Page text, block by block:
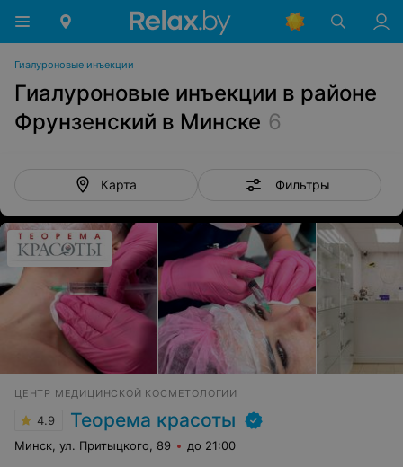
Гиалуроновые инъекции
Гиалуроновые инъекции в районе
Фрунзенский в Минске 6
Карта Фильтры
ЦЕНТР МЕДИЦИНСКОЙ КОСМЕТОЛОГИИ
4.9 Теорема красоты
Минск, ул. Притыцкого, 89 до 21:00